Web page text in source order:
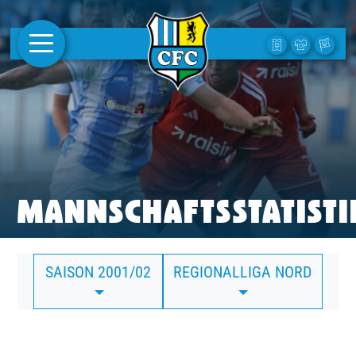
AKTUELLES
1. MANNSCHAFT
FRAUEN
CAMPUS
CLUB
CLUBMITGLIEDSCHAFT
BUSINESS
SAISON 2001/02 REGIONALLIGA NORD